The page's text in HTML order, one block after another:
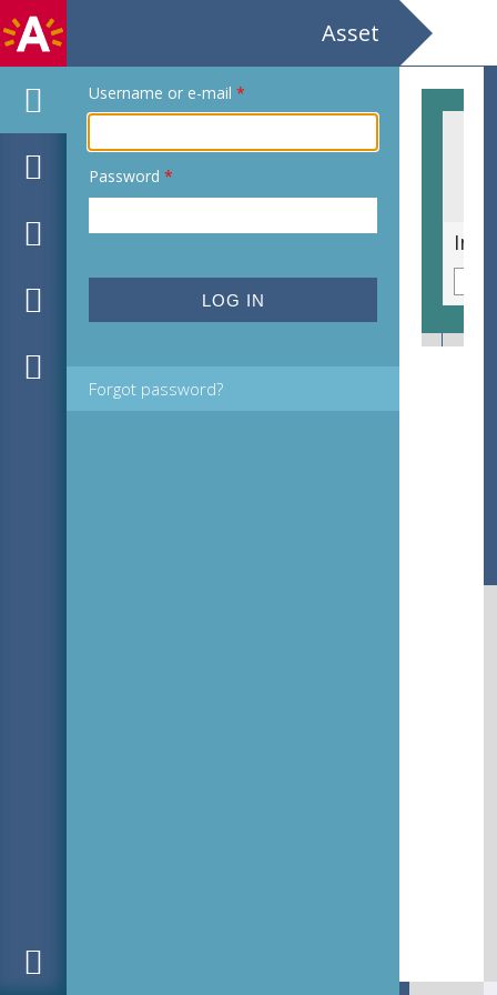
Asset
Username or e-mail *
Password *
Forgot password?
Tentoonstelling / Feesten in stijl / Tafelen / galerie van het Vizo